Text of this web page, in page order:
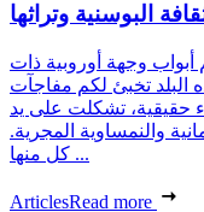
البوسنية وتراثها
أبواب وجهة أوروبية ذات
البلد تخبئ لكم مفاجآت
حقيقية، تشكلت على يد
والنمساوية المجرية.
كل منها ...
ArticlesRead more